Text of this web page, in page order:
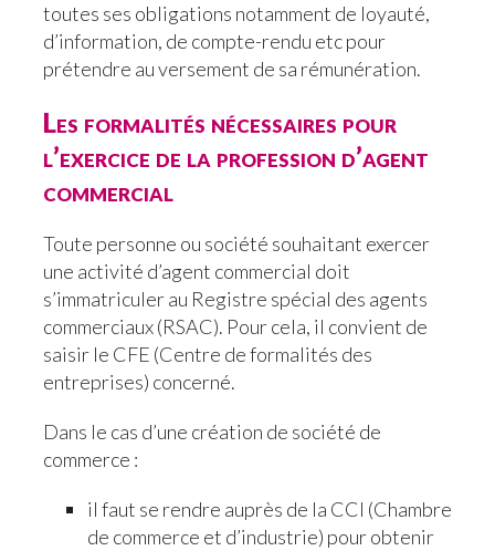
toutes ses obligations notamment de loyauté,
d’information, de compte-rendu etc pour
prétendre au versement de sa rémunération.
Les formalités nécessaires pour
l’exercice de la profession d’agent
commercial
Toute personne ou société souhaitant exercer
une activité d’agent commercial doit
s’immatriculer au Registre spécial des agents
commerciaux (RSAC). Pour cela, il convient de
saisir le CFE (Centre de formalités des
entreprises) concerné.
Dans le cas d’une création de société de
commerce :
il faut se rendre auprès de la CCI (Chambre
de commerce et d’industrie) pour obtenir